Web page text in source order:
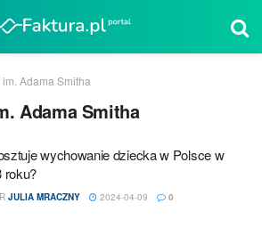
Adama Smitha
Adama Smitha
wychowanie dziecka w Polsce w
roku?
JULIA MRACZNY 2024-04-09 0